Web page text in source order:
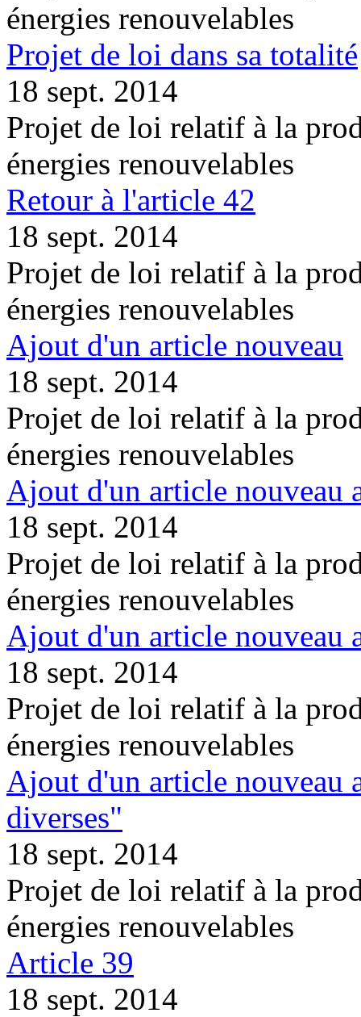
énergies renouvelables
Projet de loi dans sa totalité
18 sept. 2014
Projet de loi relatif à la
énergies renouvelables
Retour à l'article 42
18 sept. 2014
Projet de loi relatif à la
énergies renouvelables
Ajout d'un article nouveau
18 sept. 2014
Projet de loi relatif à la
énergies renouvelables
Ajout d'un article nouveau
18 sept. 2014
Projet de loi relatif à la
énergies renouvelables
Ajout d'un article nouveau
18 sept. 2014
Projet de loi relatif à la
énergies renouvelables
Ajout d'un article nouveau
diverses"
18 sept. 2014
Projet de loi relatif à la
énergies renouvelables
Article 39
18 sept. 2014